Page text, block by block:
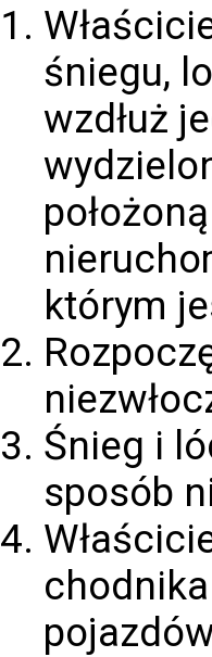
śniegu,
wzdłuż
którym
Śnieg i
sposób